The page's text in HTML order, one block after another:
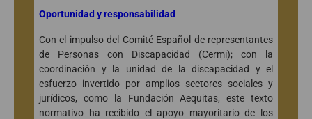
Oportunidad y responsabilidad
Con el impulso del Comité Español de representantes
de Personas con Discapacidad (Cermi); con la
coordinación y la unidad de la discapacidad y el
esfuerzo invertido por amplios sectores sociales y
jurídicos, como la Fundación Aequitas, este texto
normativo ha recibido el apoyo mayoritario de los